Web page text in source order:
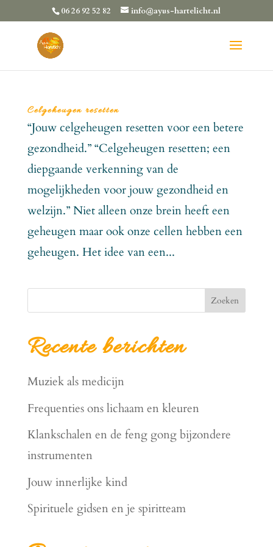
06 26 92 52 82 info@ayus-hartelicht.nl
Celgeheugen resetten
“Jouw celgeheugen resetten voor een betere
gezondheid.” “Celgeheugen resetten; een
diepgaande verkenning van de
mogelijkheden voor jouw gezondheid en
welzijn.” Niet alleen onze brein heeft een
geheugen maar ook onze cellen hebben een
geheugen. Het idee van een...
Zoeken
Recente berichten
Muziek als medicijn
Frequenties ons lichaam en kleuren
Klankschalen en de feng gong bijzondere
instrumenten
Jouw innerlijke kind
Spirituele gidsen en je spiritteam